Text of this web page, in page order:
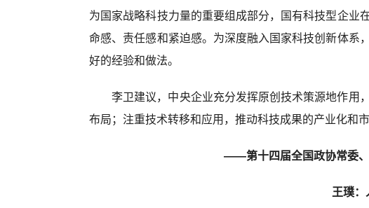
为国家战略科技力量的重要组成部分，国有科技型企业
命感、责任感和紧迫感。为深度融入国家科技创新体系
好的经验和做法。
李卫建议，中央企业充分发挥原创技术策源地作用
布局；注重技术转移和应用，推动科技成果的产业化和
——第十四届全国政协常委、
王璞：